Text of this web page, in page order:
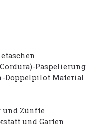
Paspelierung
Doppelpilot Material
und Zünfte
und Garten